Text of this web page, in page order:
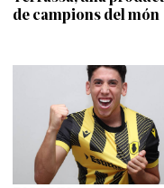
de campions del món